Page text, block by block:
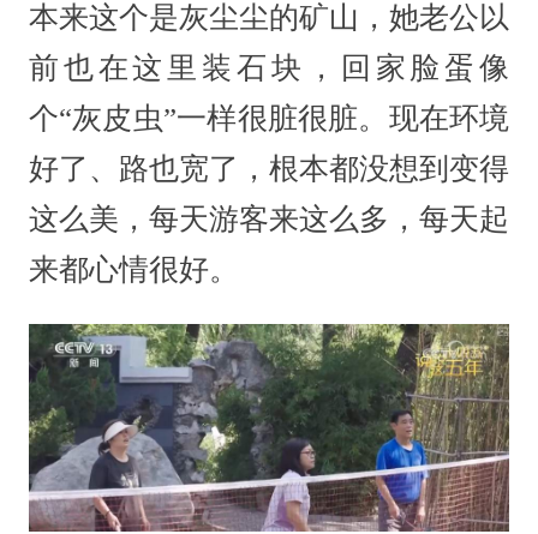
本来这个是灰尘尘的矿山，她老公以
前也在这里装石块，回家脸蛋像
个“灰皮虫”一样很脏很脏。现在环境
好了、路也宽了，根本都没想到变得
这么美，每天游客来这么多，每天起
来都心情很好。